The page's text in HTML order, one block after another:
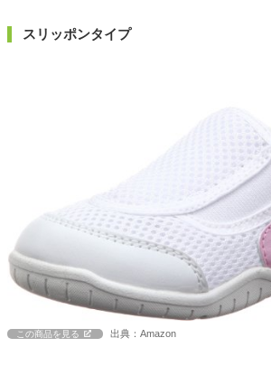
スリッポンタイプ
この商品を見る 出典：Amazon